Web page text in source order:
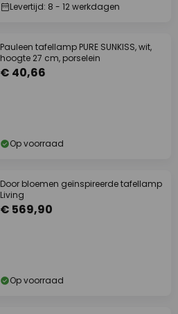
Levertijd: 8 - 12 werkdagen
Pauleen tafellamp PURE SUNKISS, wit,
hoogte 27 cm, porselein
€ 40,66
Op voorraad
Door bloemen geïnspireerde tafellamp
Living
€ 569,90
Op voorraad